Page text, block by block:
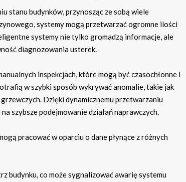
stanu budynków, przynosząc ze sobą wiele
systemy mogą przetwarzać ogromne ilości
systemy nie tylko gromadzą informacje, ale
diagnozowania usterek.
inspekcjach, które mogą być czasochłonne i
w szybki sposób wykrywać anomalie, takie jak
Dzięki dynamicznemu przetwarzaniu
szybsze podejmowanie działań naprawczych.
pracować w oparciu o dane płynące z różnych
budynku, co może sygnalizować awarię systemu